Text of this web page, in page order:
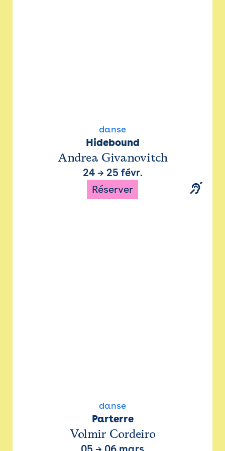
danse
Hidebound
Andrea Givanovitch
24→ 25 févr.
Réserver
danse
Parterre
Volmir Cordeiro